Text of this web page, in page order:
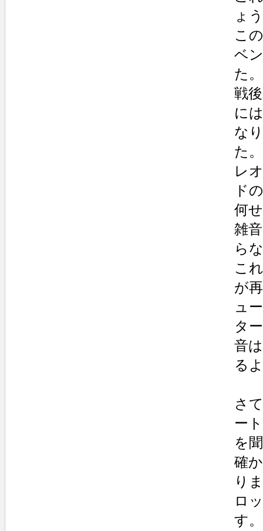
ょ
こ
ベ
た
戦
に
な
た
レ
ド
何
雑
ら
こ
が
ュ
タ
音
る
さ
ー
を
確
り
ロ
す。